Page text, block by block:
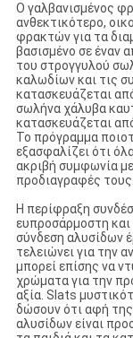
Ο γαλβανισμένος
ανθεκτικότερο,
φρακτών για τα
βασισμένο σε έναν
του στρογγυλού
καλωδίων και τις
κατασκευάζεται
σωλήνα χάλυβα
κατασκευάζεται
Το πρόγραμμα
εξασφαλίζει ότι
ακριβή συμφωνία
προδιαγραφές τους.
Η περίφραξη
ευπροσάρμοστη και
σύνδεση αλυσίδων
τελειώνει για την
μπορεί επίσης να
χρώματα για την
αξία. Slats
δώσουν ότι αφή της
αλυσίδων είναι